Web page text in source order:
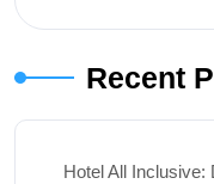
Recent
Hotel All